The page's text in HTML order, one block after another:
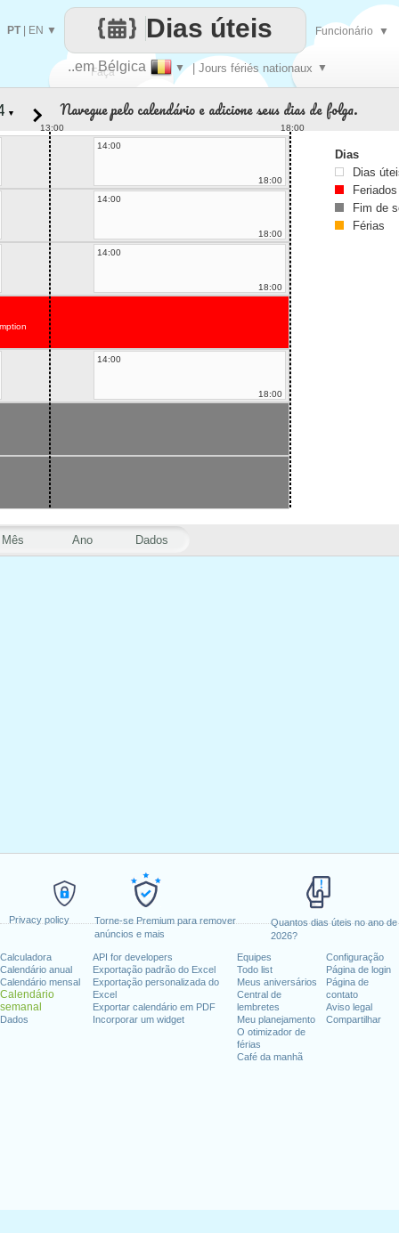
Privacy policy
Torne-se Premium para remover
anúncios e mais
Quantos dias úteis no ano de
2026?
Calculadora
Calendário anual
Calendário mensal
Calendário
semanal
Dados
API for developers
Exportação padrão do Excel
Exportação personalizada do
Excel
Exportar calendário em PDF
Incorporar um widget
Equipes
Todo list
Meus aniversários
Central de
lembretes
Meu planejamento
O otimizador de
férias
Café da manhã
Configuração
Página de login
Página de
contato
Aviso legal
Compartilhar
Faça
..em Bélgica ▼ | Jours fériés nationaux ▼
Dias úteis
PT| EN ▼ Funcionário ▼
Mês Ano Dados
▼ Navegue pelo calendário e adicione seus dias de folga.
13:00
18:00
14:00
18:00
14:00
18:00
14:00
18:00
14:00
18:00
Dias
Dias
Feriados
Fim de
Férias